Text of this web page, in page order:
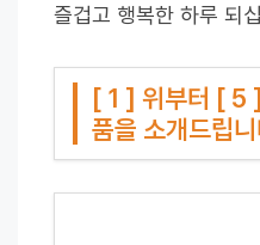
즐겁고 행복한 하루 되
[ 1 ] 위부터 [ 5
품을 소개드립